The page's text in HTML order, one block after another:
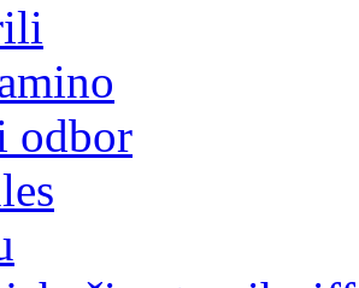
odbor